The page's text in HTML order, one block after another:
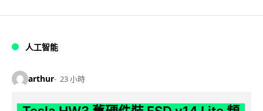
人工智能
arthur 23 小時